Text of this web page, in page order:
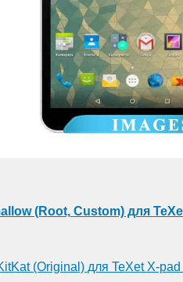
(Root, Custom) для
(Original) для TeXet X-